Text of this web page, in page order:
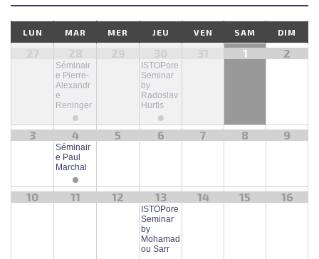
o
n
p
’
a
i
LUN MAR MER JEU VEN SAM DIM
Séminair
e Pierre-
Alexandr
e
Reninger
ISTOPore
Seminar
by
Radoslav
Hurtis
1 2
3 4
Séminair
e Paul
Marchal
5 6 7 8 9
10 11 12 13
ISTOPore
Seminar
by
Mohamad
ou Sarr
14 15 16